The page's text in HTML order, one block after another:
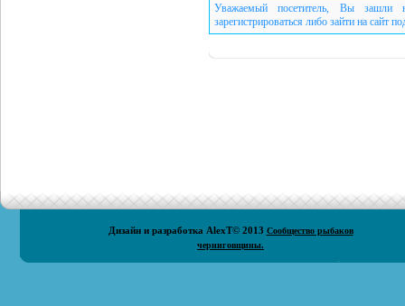
Уважаемый посетитель, Вы зашли
зарегистрироваться либо зайти на сайт
Дизайн и разработка AlexT© 2013 Сообщество рыбаков
черниговщины.